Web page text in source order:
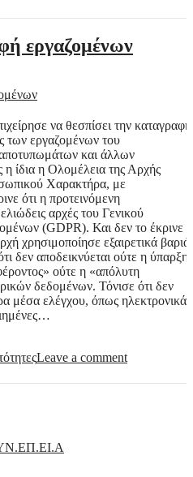
εργαζομένων
να θεσπίσει την καταγραφή
των εργαζομένων του
και άλλων
ίδια η Ολομέλεια της Αρχής
Χαρακτήρα, με
ότι η προτεινόμενη
αρχές του Γενικού
(GDPR). Και δεν το έκρινε
χρησιμοποίησε εξαιρετικά βαριά
δεν αποδεικνύεται ούτε η ύπαρξη
ούτε η «απόλυτη
δεδομένων. Τόνισε ότι δεν
μέσα ελέγχου, όπως ηλεκτρονικά
Leave a comment